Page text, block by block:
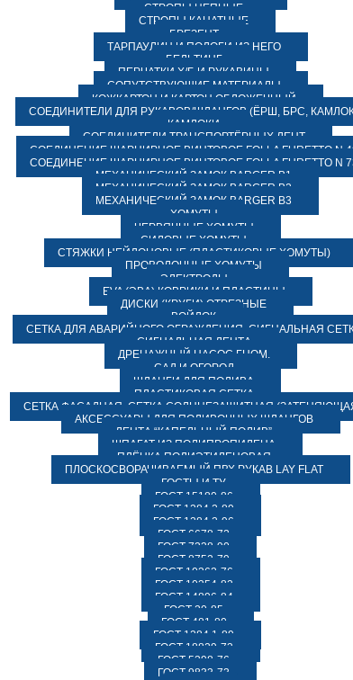
СТРОПЫ ЦЕПНЫЕ
СТРОПЫ КАНАТНЫЕ
БРЕЗЕНТ
ТАРПАУЛИН И ПОЛОГИ ИЗ НЕГО
БЕЛЬТИНГ
ПЕРЧАТКИ Х/Б И РУКАВИЦЫ
СОПУТСТВУЮЩИЕ МАТЕРИАЛЫ
КОЖКАРТОН И КАРТОН ОБЛОЖЕЧНЫЙ
СОЕДИНИТЕЛИ ДЛЯ РУКАВОВ/ШЛАНГОВ (ЁРШ, БРС,
КАМЛОКИ
СОЕДИНИТЕЛИ ТРАНСПОРТЁРНЫХ ЛЕНТ
СОЕДИНЕНИЕ ШАРНИРНОЕ ВИНТОВОЕ FOLLA FURETTO N
СОЕДИНЕНИЕ ШАРНИРНОЕ ВИНТОВОЕ FOLLA FURETTO N
МЕХАНИЧЕСКИЙ ЗАМОК BARGER B1
МЕХАНИЧЕСКИЙ ЗАМОК BARGER B2
МЕХАНИЧЕСКИЙ ЗАМОК BARGER B3
ХОМУТЫ
ЧЕРВЯЧНЫЕ ХОМУТЫ
СИЛОВЫЕ ХОМУТЫ
СТЯЖКИ НЕЙЛОНОВЫЕ (ПЛАСТИКОВЫЕ ХОМУТЫ)
ПРОВОЛОЧНЫЕ ХОМУТЫ
ЭЛЕКТРОДЫ
EVA (ЭВА) КОВРИКИ И ПЛАСТИНЫ
ДИСКИ (КРУГИ) ОТРЕЗНЫЕ
ВОЙЛОК
СЕТКА ДЛЯ АВАРИЙНОГО ОГРАЖДЕНИЯ, СИГНАЛЬНАЯ
СИГНАЛЬНАЯ ЛЕНТА
ДРЕНАЖНЫЙ НАСОС ГНОМ.
САД И ОГОРОД
ШЛАНГИ ДЛЯ ПОЛИВА
ПЛАСТИКОВАЯ СЕТКА
СЕТКА ФАСАДНАЯ. СЕТКА СОЛНЦЕЗАЩИТНАЯ
АКСЕССУАРЫ ДЛЯ ПОЛИВОЧНЫХ ШЛАНГОВ
ЛЕНТА “КАПЕЛЬНЫЙ ПОЛИВ”
ШПАГАТ ИЗ ПОЛИПРОПИЛЕНА
ПЛЁНКА ПОЛИЭТИЛЕНОВАЯ
ПЛОСКОСВОРАЧИВАЕМЫЙ ПВХ РУКАВ LAY FLAT
ГОСТЫ И ТУ
ГОСТ 15180-86
ГОСТ 1284.2-89
ГОСТ 1284.2-96
ГОСТ 6678-72
ГОСТ 7338-90
ГОСТ 8752-79
ГОСТ 10362-76
ГОСТ 10354-82
ГОСТ 14896-84
ГОСТ 20-85
ГОСТ 481-80
ГОСТ 1284.1-89
ГОСТ 18829-73
ГОСТ 5398-76
ГОСТ 9833-73